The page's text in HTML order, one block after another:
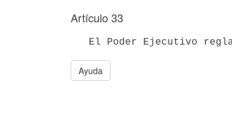
Artículo 33
El Poder Ejecutivo
Ayuda